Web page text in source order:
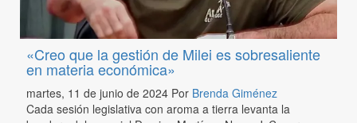
«Creo que la gestión de Milei es sobresaliente
en materia económica»
martes, 11 de junio de 2024 Por Brenda Giménez
Cada sesión legislativa con aroma a tierra levanta la